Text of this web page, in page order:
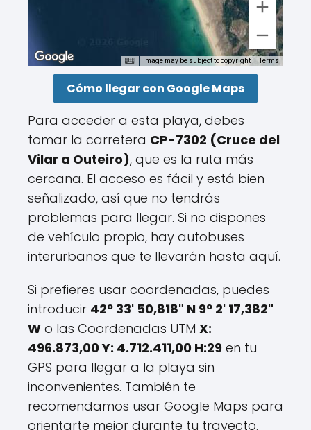
Image may be subject to copyright Terms
Cómo llegar con Google Maps
Para acceder a esta playa, debes
tomar la carretera CP-7302 (Cruce del
Vilar a Outeiro), que es la ruta más
cercana. El acceso es fácil y está bien
señalizado, así que no tendrás
problemas para llegar. Si no dispones
de vehículo propio, hay autobuses
interurbanos que te llevarán hasta aquí.
Si prefieres usar coordenadas, puedes
introducir 42º 33' 50,818" N 9º 2' 17,382"
W o las Coordenadas UTM X:
496.873,00 Y: 4.712.411,00 H:29 en tu
GPS para llegar a la playa sin
inconvenientes. También te
recomendamos usar Google Maps para
orientarte mejor durante tu trayecto.